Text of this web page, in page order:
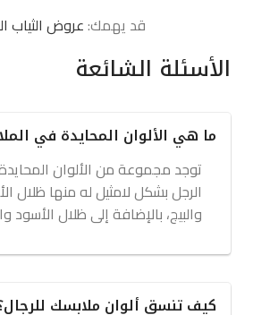
قد يهمك:عروض الثياب
الأسئلة الشائعة
ما هي الألوان المحايدة في
توجد مجموعة من الألوان
الرجل بشكل لامثيل له منها ظلال
والبيج، بالإضافة إلى ظلال الأسود
كيف تنسق ألوان ملابسك